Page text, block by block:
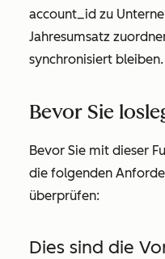
account_id zu
Jahresumsatz
synchronisiert bleiben.
Bevor Sie
Bevor Sie mit dieser
die folgenden
überprüfen:
Dies sind die